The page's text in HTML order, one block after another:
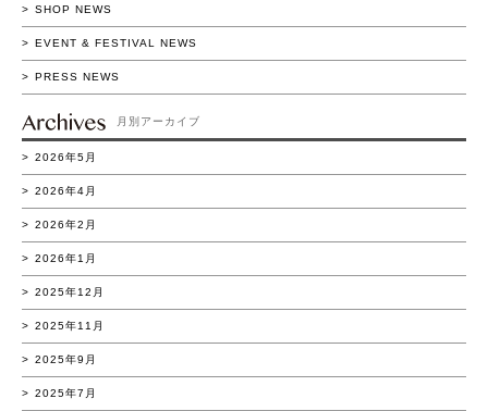
SHOP NEWS
EVENT & FESTIVAL NEWS
PRESS NEWS
月別アーカイブ
2026年5月
2026年4月
2026年2月
2026年1月
2025年12月
2025年11月
2025年9月
2025年7月